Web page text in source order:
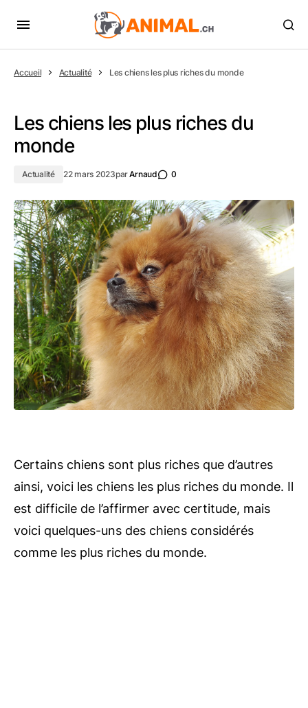
Accueil Actualité Les chiens les plus riches du monde
Les chiens les plus riches du
monde
Actualité 22 mars 2023parArnaud 0
Certains chiens sont plus riches que d’autres
ainsi, voici les chiens les plus riches du monde. Il
est difficile de l’affirmer avec certitude, mais
voici quelques-uns des chiens considérés
comme les plus riches du monde.